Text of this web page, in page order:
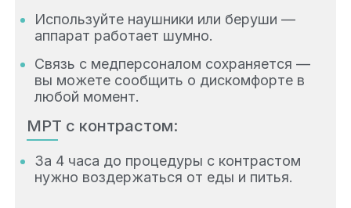
Используйте наушники или беруши —
аппарат работает шумно.
Связь с медперсоналом сохраняется —
вы можете сообщить о дискомфорте в
любой момент.
МРТ с контрастом:
За 4 часа до процедуры с контрастом
нужно воздержаться от еды и питья.